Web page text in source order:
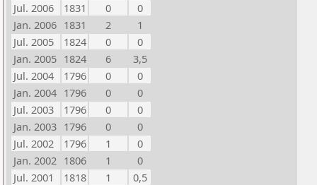
Jul. 2006
1831 0
0
Jan. 2006 1831 2
1
Jul. 2005
1824 0
0
Jan. 2005 1824 6
3,5
Jul. 2004
1796 0
0
Jan. 2004 1796 0
0
Jul. 2003
1796 0
0
Jan. 2003 1796 0
0
Jul. 2002
1796 1
0
Jan. 2002 1806 1
0
Jul. 2001
1818 1
0,5